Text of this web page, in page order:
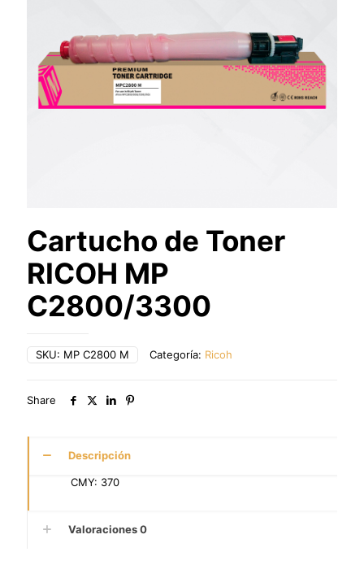
Cartucho de Toner
RICOH MP
C2800/3300
SKU: MP C2800 M Categoría: Ricoh
Share
Descripción
CMY: 370
Valoraciones0